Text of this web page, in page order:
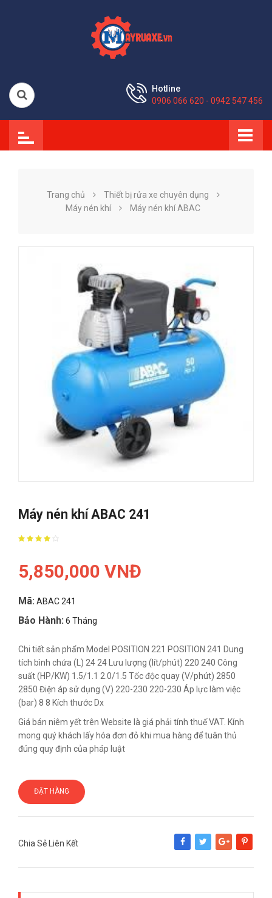
Hotline
0906 066 620 - 0942 547 456
Trang chủ
Thiết bị rửa xe chuyên dụng
Máy nén khí
Máy nén khí ABAC
Máy nén khí ABAC 241
5,850,000 VNĐ
Mã: ABAC 241
Bảo Hành: 6 Tháng
Chi tiết sản phẩm Model POSITION 221 POSITION 241 Dung
tích bình chứa (L) 24 24 Lưu lượng (lít/phút) 220 240 Công
suất (HP/KW) 1.5/1.1 2.0/1.5 Tốc độc quay (V/phút) 2850
2850 Điện áp sử dụng (V) 220-230 220-230 Áp lực làm việc
(bar) 8 8 Kích thước Dx
Giá bán niêm yết trên Website là giá phải tính thuế VAT. Kính
mong quý khách lấy hóa đơn đỏ khi mua hàng để tuân thủ
đúng quy định của pháp luật
ĐẶT HÀNG
Chia Sẻ Liên Kết
Share Tweet Google+Pinterest